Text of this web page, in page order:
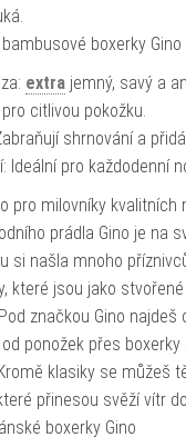
boxerky Gino
extra jemný, savý a
citlivou pokožku.
shrnování a
Ideální pro každodenní
pro milovníky kvalitních
prádla Gino je na
si našla mnoho
které jsou jako
značkou Gino
ponožek přes boxerky
klasiky se můžeš
přinesou svěží vítr
boxerky Gino